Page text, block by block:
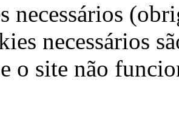
necessários
necessários
o site não